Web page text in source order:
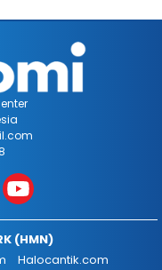
(HMN)
Halocantik.com